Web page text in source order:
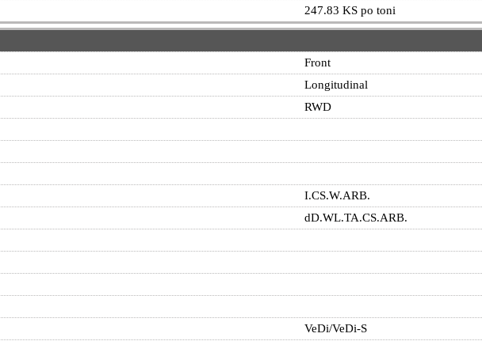
247.83 KS po toni
Front
Longitudinal
RWD
I.CS.W.ARB.
dD.WL.TA.CS.ARB.
VeDi/VeDi-S